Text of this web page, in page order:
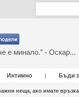
е минало.” - Оскар...
Интимно | Бъди
неща, ако имате